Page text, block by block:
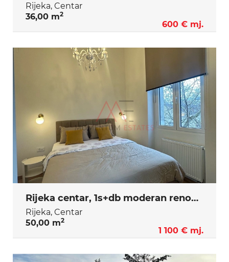
Rijeka, Centar
36,00 m2
600 € mj.
Rijeka centar, 1s+db moderan renoviran
Rijeka, Centar
50,00 m2
1 100 € mj.